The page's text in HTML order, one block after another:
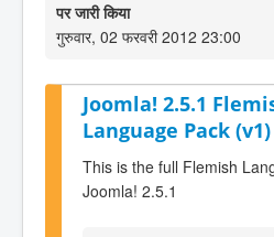
पर जारी किया
गुरुवार, 02 फरवरी 2012 23:00
Joomla! 2.5.1
Language Pack (v1)
This is the full Flemish
Joomla! 2.5.1